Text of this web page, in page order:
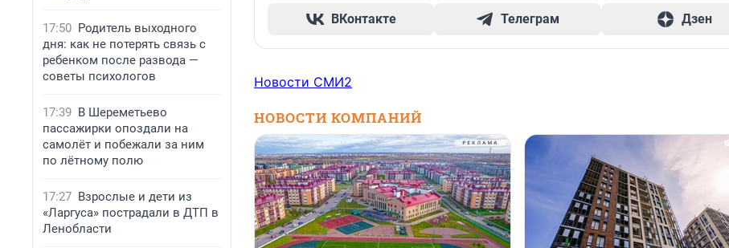
17:50 Родитель выходного
дня: как не потерять связь с
ребенком после развода —
советы психологов
17:39 В Шереметьево
пассажирки опоздали на
самолёт и побежали за ним
по лётному полю
17:27 Взрослые и дети из
«Ларгуса» пострадали в ДТП в
Ленобласти
ВКонтакте Телеграм Дзен
Новости СМИ2
НОВОСТИ КОМПАНИЙ